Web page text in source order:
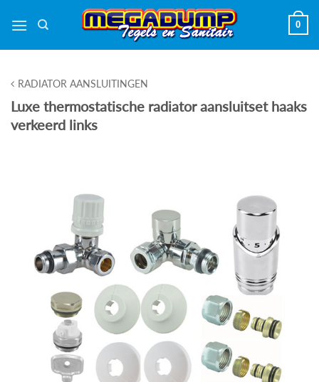
naar
0
RADIATOR AANSLUITINGEN
Luxe thermostatische radiator aansluitset haaks
verkeerd links